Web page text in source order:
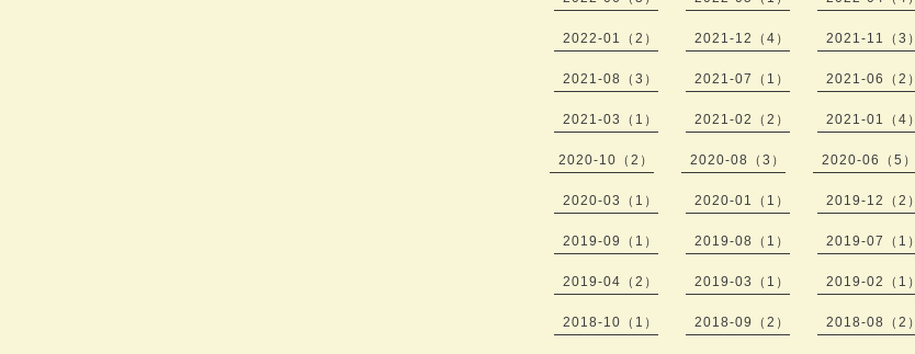
2022-01（2） 2021-12（4） 2021-11（3）
2021-08（3） 2021-07（1） 2021-06（2）
2021-03（1） 2021-02（2） 2021-01（4）
2020-10（2） 2020-08（3） 2020-06（5）
2020-03（1） 2020-01（1） 2019-12（2）
2019-09（1） 2019-08（1） 2019-07（1）
2019-04（2） 2019-03（1） 2019-02（1）
2018-10（1） 2018-09（2） 2018-08（2）